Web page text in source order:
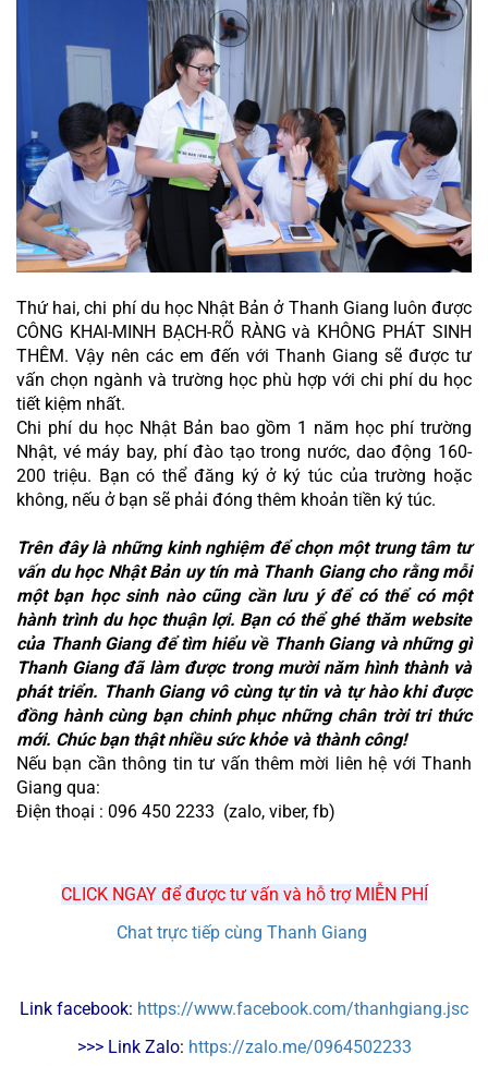
Thứ hai, chi phí du học Nhật Bản ở Thanh Giang luôn được
CÔNG KHAI-MINH BẠCH-RÕ RÀNG và KHÔNG PHÁT SINH
THÊM. Vậy nên các em đến với Thanh Giang sẽ được tư
vấn chọn ngành và trường học phù hợp với chi phí du học
tiết kiệm nhất.
Chi phí du học Nhật Bản bao gồm 1 năm học phí trường
Nhật, vé máy bay, phí đào tạo trong nước, dao động 160-
200 triệu. Bạn có thể đăng ký ở ký túc của trường hoặc
không, nếu ở bạn sẽ phải đóng thêm khoản tiền ký túc.
Trên đây là những kinh nghiệm để chọn một trung tâm tư
vấn du học Nhật Bản uy tín mà Thanh Giang cho rằng mỗi
một bạn học sinh nào cũng cần lưu ý để có thể có một
hành trình du học thuận lợi. Bạn có thể ghé thăm website
của Thanh Giang để tìm hiểu về Thanh Giang và những gì
Thanh Giang đã làm được trong mười năm hình thành và
phát triển. Thanh Giang vô cùng tự tin và tự hào khi được
đồng hành cùng bạn chinh phục những chân trời tri thức
mới. Chúc bạn thật nhiều sức khỏe và thành công!
Nếu bạn cần thông tin tư vấn thêm mời liên hệ với Thanh
Giang qua:
Điện thoại : 096 450 2233  (zalo, viber, fb)
CLICK NGAY để được tư vấn và hỗ trợ MIỄN PHÍ
Chat trực tiếp cùng Thanh Giang
Link facebook: https://www.facebook.com/thanhgiang.jsc
>>> Link Zalo: https://zalo.me/0964502233